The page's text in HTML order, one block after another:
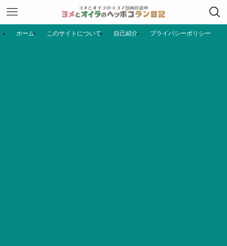
ホーム このサイトについて 自己紹介 プライバシーポリシー